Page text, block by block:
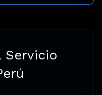
Servicio